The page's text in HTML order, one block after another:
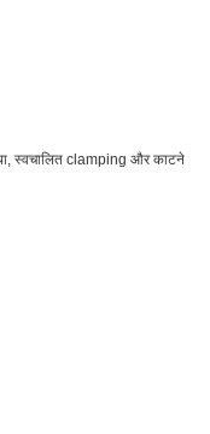
स्वचालित clamping और काटने